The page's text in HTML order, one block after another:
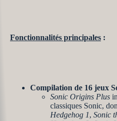
Fonctionnalités principales :
Compilation de 16 jeux
Sonic Origins Plus
classiques Sonic,
Hedgehog 1, Sonic